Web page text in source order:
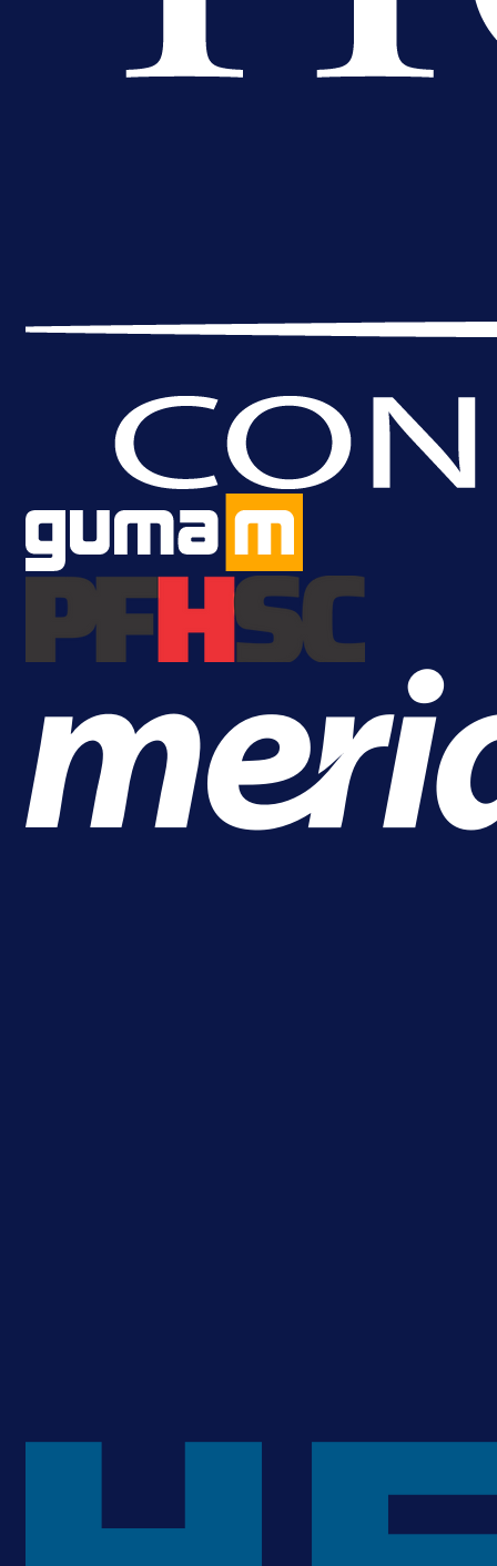
A Selekcija
Brat Kerima Alajbegovića pozvan
reprezentaciju Njemačke!
1 dan 19 h
Više vijesti